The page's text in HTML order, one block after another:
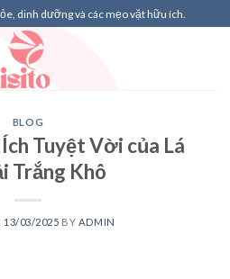
dinh dưỡng và các mẹo vặt hữu ích.
BLOG
Tuyệt Vời của Lá
Trắng Khô
13/03/2025 BY ADMIN